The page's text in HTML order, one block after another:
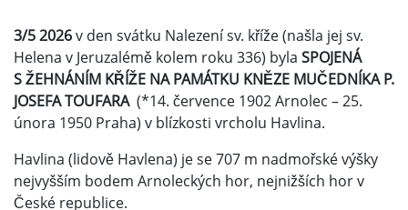
3/5 2026v den svátku Nalezení sv. kříže (našla jej sv.
Helena v Jeruzalémě kolem roku 336) byla SPOJENÁ
S ŽEHNÁNÍM KŘÍŽE NA PAMÁTKU KNĚZE MUČEDNÍKA P.
JOSEFA TOUFARA(*14. července 1902 Arnolec – 25.
února 1950 Praha) v blízkosti vrcholu Havlina.
Havlina (lidově Havlena) je se 707 m nadmořské výšky
nejvyšším bodem Arnoleckých hor, nejnižších hor v
České republice.